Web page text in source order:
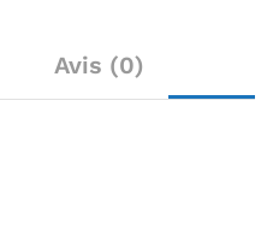
Avis (0)